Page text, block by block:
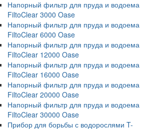
Напорный фильтр для пруда и водоема
FiltoClear 3000 Oase
Напорный фильтр для пруда и водоема
FiltoClear 6000 Oase
Напорный фильтр для пруда и водоема
FiltoClear 12000 Oase
Напорный фильтр для пруда и водоема
FiltoClear 16000 Oase
Напорный фильтр для пруда и водоема
FiltoClear 20000 Oase
Напорный фильтр для пруда и водоема
FiltoClear 30000 Oase
Прибор для борьбы с водорослями T-